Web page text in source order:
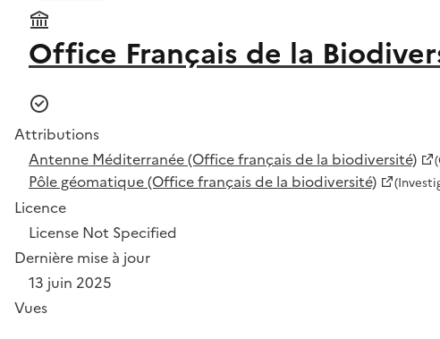
Office Français de la
Attributions
Antenne Méditerranée (Office français de la biodiversité)
Pôle géomatique (Office français de la biodiversité)
Licence
License Not Specified
Dernière mise à jour
13 juin 2025
Vues